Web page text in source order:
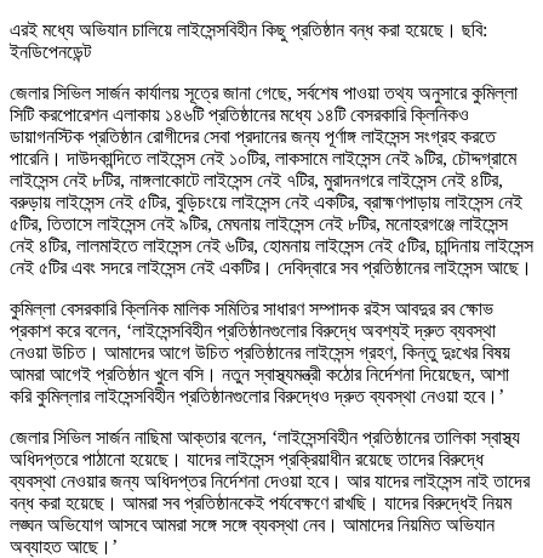
এরই মধ্যে অভিযান চালিয়ে লাইসেন্সবিহীন কিছু প্রতিষ্ঠান বন্ধ করা হয়েছে। ছবি:
ইনডিপেনডেন্ট
জেলার সিভিল সার্জন কার্যালয় সূত্রে জানা গেছে, সর্বশেষ পাওয়া তথ্য অনুসারে কুমিল্লা
সিটি করপোরেশন এলাকায় ১৪৬টি প্রতিষ্ঠানের মধ্যে ১৪টি বেসরকারি ক্লিনিকও
ডায়াগনস্টিক প্রতিষ্ঠান রোগীদের সেবা প্রদানের জন্য পূর্ণাঙ্গ লাইসেন্স সংগ্রহ করতে
পারেনি। দাউদকান্দিতে লাইসেন্স নেই ১০টির, লাকসামে লাইসেন্স নেই ৯টির, চৌদ্দগ্রামে
লাইসেন্স নেই ৮টির, নাঙ্গলাকোটে লাইসেন্স নেই ৭টির, মুরাদনগরে লাইসেন্স নেই ৪টির,
বরুড়ায় লাইসেন্স নেই ৫টির, বুড়িচংয়ে লাইসেন্স নেই একটির, ব্রাহ্মণপাড়ায় লাইসেন্স নেই
৫টির, তিতাসে লাইসেন্স নেই ৯টির, মেঘনায় লাইসেন্স নেই ৮টির, মনোহরগঞ্জে লাইসেন্স
নেই ৪টির, লালমাইতে লাইসেন্স নেই ৬টির, হোমনায় লাইসেন্স নেই ৫টির, চান্দিনায় লাইসেন্স
নেই ৫টির এবং সদরে লাইসেন্স নেই একটির। দেবিদ্বারে সব প্রতিষ্ঠানের লাইসেন্স আছে।
কুমিল্লা বেসরকারি ক্লিনিক মালিক সমিতির সাধারণ সম্পাদক রইস আবদুর রব ক্ষোভ
প্রকাশ করে বলেন, ‘লাইসেন্সবিহীন প্রতিষ্ঠানগুলোর বিরুদ্ধে অবশ্যই দ্রুত ব্যবস্থা
নেওয়া উচিত। আমাদের আগে উচিত প্রতিষ্ঠানের লাইসেন্স গ্রহণ, কিন্তু দুঃখের বিষয়
আমরা আগেই প্রতিষ্ঠান খুলে বসি। নতুন স্বাস্থ্যমন্ত্রী কঠোর নির্দেশনা দিয়েছেন, আশা
করি কুমিল্লার লাইসেন্সবিহীন প্রতিষ্ঠানগুলোর বিরুদ্ধেও দ্রুত ব্যবস্থা নেওয়া হবে।’
জেলার সিভিল সার্জন নাছিমা আক্তার বলেন, ‘লাইসেন্সবিহীন প্রতিষ্ঠানের তালিকা স্বাস্থ্য
অধিদপ্তরে পাঠানো হয়েছে। যাদের লাইসেন্স প্রক্রিয়াধীন রয়েছে তাদের বিরুদ্ধে
ব্যবস্থা নেওয়ার জন্য অধিদপ্তর নির্দেশনা দেওয়া হবে। আর যাদের লাইসেন্স নাই তাদের
বন্ধ করা হয়েছে। আমরা সব প্রতিষ্ঠানকেই পর্যবেক্ষণে রাখছি। যাদের বিরুদ্ধেই নিয়ম
লঙ্ঘন অভিযোগ আসবে আমরা সঙ্গে সঙ্গে ব্যবস্থা নেব। আমাদের নিয়মিত অভিযান
অব্যাহত আছে।’